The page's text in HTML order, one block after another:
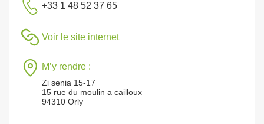
+33 1 48 52 37 65
Voir le site internet
M’y rendre :
Zi senia 15-17
15 rue du moulin a cailloux
94310 Orly